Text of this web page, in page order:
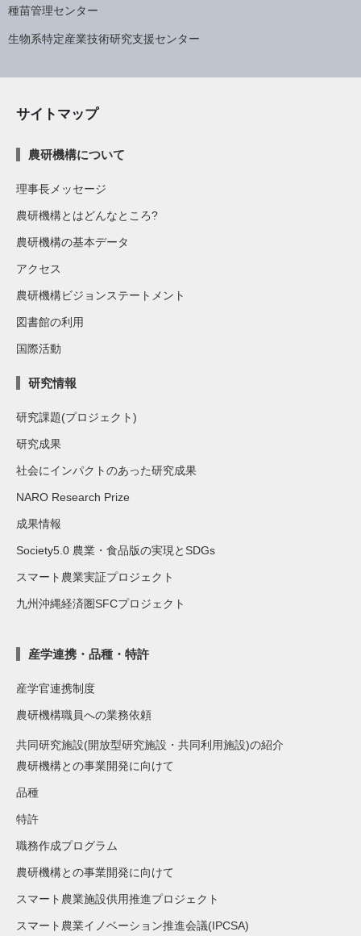
種苗管理センター
生物系特定産業技術研究支援センター
サイトマップ
農研機構について
理事長メッセージ
農研機構とはどんなところ?
農研機構の基本データ
アクセス
農研機構ビジョンステートメント
図書館の利用
国際活動
研究情報
研究課題(プロジェクト)
研究成果
社会にインパクトのあった研究成果
NARO Research Prize
成果情報
Society5.0 農業・食品版の実現とSDGs
スマート農業実証プロジェクト
九州沖縄経済圏SFCプロジェクト
産学連携・品種・特許
産学官連携制度
農研機構職員への業務依頼
共同研究施設(開放型研究施設・共同利用施設)の紹介
農研機構との事業開発に向けて
品種
特許
職務作成プログラム
農研機構との事業開発に向けて
スマート農業施設供用推進プロジェクト
スマート農業イノベーション推進会議(IPCSA)